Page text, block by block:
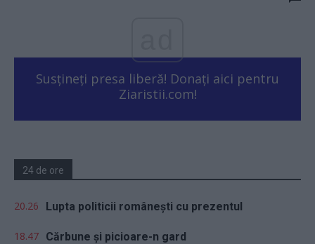
Susțineți presa liberă! Donați aici pentru
Ziaristii.com!
24 de ore
20.26 Lupta politicii românești cu prezentul
18.47 Cărbune și picioare-n gard